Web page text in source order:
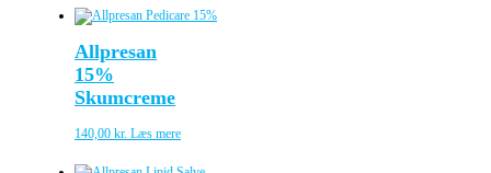
Allpresan
15%
Skumcreme
140,00 kr. Læs mere